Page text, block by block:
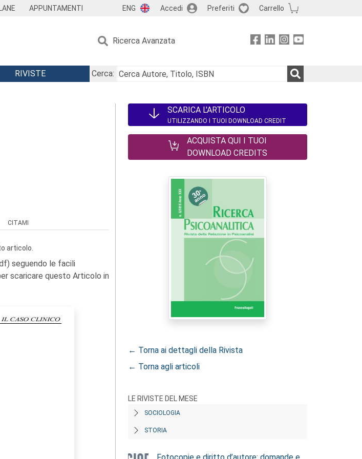
APPUNTAMENTI ENG Accedi Preferiti Carrello
Ricerca Avanzata
RIVISTE
Cerca:
CITAMI
articolo.
seguendo le facili
scaricare questo Articolo in
SCARICA L'ARTICOLO
UTILIZZANDO I TUOI DOWNLOAD CREDIT
ACQUISTA QUI I TUOI
DOWNLOAD CREDITS
← Torna ai dettagli della Rivista
← Torna agli articoli
LE RIVISTE DEL MESE
SOCIOLOGIA
STORIA